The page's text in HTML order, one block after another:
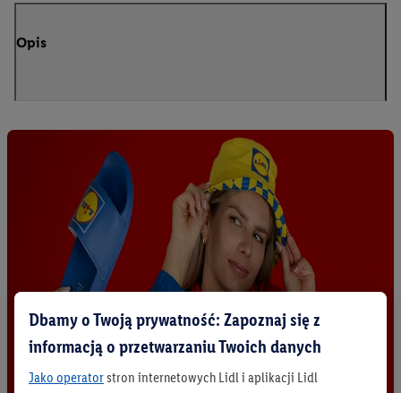
Opis
Dbamy o Twoją prywatność: Zapoznaj się z
informacją o przetwarzaniu Twoich danych
Jako operatorstron internetowych Lidl i aplikacji Lidl